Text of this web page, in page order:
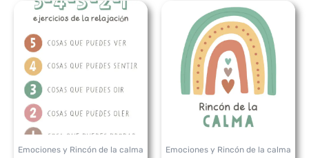
Emociones y Rincón de la calma
Rango
de
desde
5,99 €
hasta
7,99 €
Emociones y Rincón de la calma
de
precios:
desde
5,99 €
hasta
7,99 €